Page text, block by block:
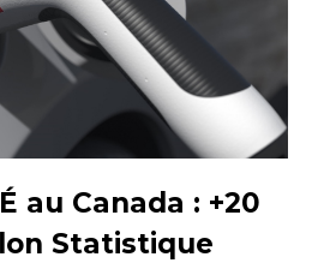
au Canada : +20
Statistique